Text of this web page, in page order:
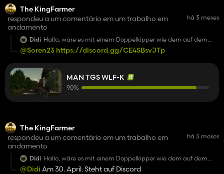
The KingFarmer
respondeu a um comentário em um trabalho em
andamento
há 3 meses
Didi Hallo, wäre es mit einem Doppelkipper wie dem auf dem
Modhub ausgestattet ?
@Soren23 https://discord.gg/CE4SBsvJTp
MAN TGS WLF-K
90%
The KingFarmer
respondeu a um comentário em um trabalho em
andamento
há 3 meses
Didi Hallo, wäre es mit einem Doppelkipper wie dem auf dem
Modhub ausgestattet ?
@Didi Am 30. April. Steht auf Discord